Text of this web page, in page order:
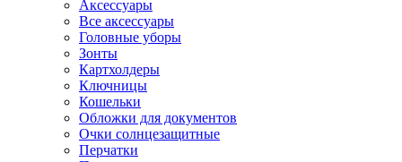
Аксессуары
Все аксессуары
Головные уборы
Зонты
Картхолдеры
Ключницы
Кошельки
Обложки для документов
Очки солнцезащитные
Перчатки